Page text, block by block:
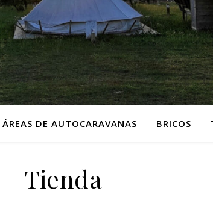
ÁREAS DE AUTOCARAVANAS BRICOS
Tienda